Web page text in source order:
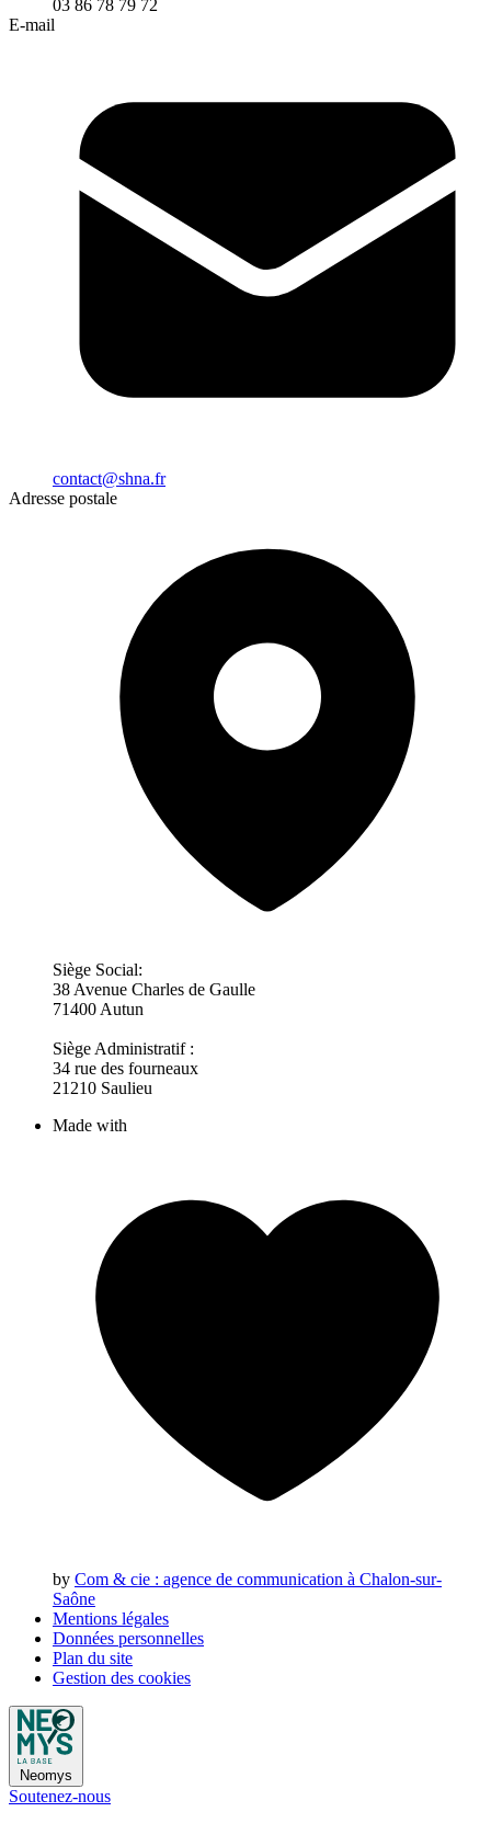
03 86 78 79 72
E-mail
contact@shna.fr
Adresse postale
Siège Social:
38 Avenue Charles de Gaulle
71400 Autun
Siège Administratif :
34 rue des fourneaux
21210 Saulieu
Made with
by Com & cie : agence de communication à Chalon-sur-
Saône
Mentions légales
Données personnelles
Plan du site
Gestion des cookies
Neomys
Soutenez-nous